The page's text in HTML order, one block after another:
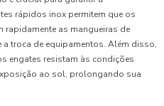
rápidos inox permitem que os
rapidamente as mangueiras de
troca de equipamentos. Além disso,
engates resistam às condições
ao sol, prolongando sua